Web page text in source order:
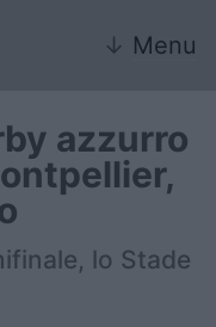
↓ Menu
azzurro
lo Stade